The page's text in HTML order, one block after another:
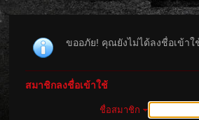
ขออภัย! คุณยังไม่ได้ลงชื่อเข้า
สมาชิกลงชื่อเข้าใช้
ชื่อสมาชิก